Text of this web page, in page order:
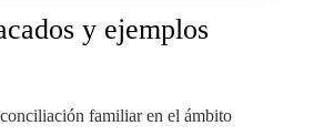
y ejemplos
familiar en el ámbito